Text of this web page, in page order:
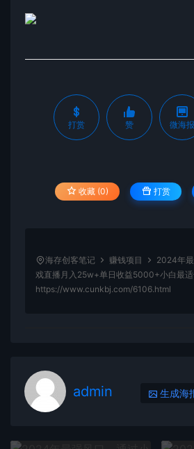
打赏 赞 微海报
收藏 (0) 打赏
海存创客笔记 赚钱项目
2024年
戏直播月入25w+单日收益5000+小白最适
https://www.cunkbj.com/6106.html
admin 生成海